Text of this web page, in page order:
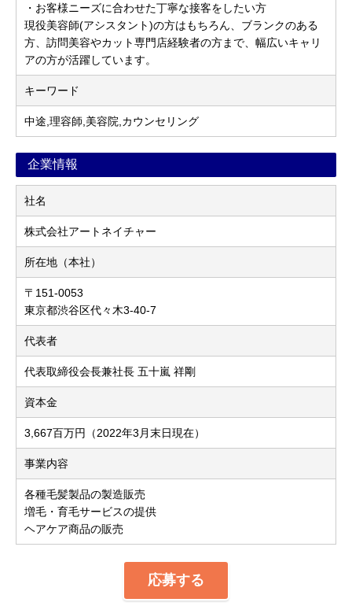
・お客様ニーズに合わせた丁寧な接客をしたい方
現役美容師(アシスタント)の方はもちろん、ブランクのある
方、訪問美容やカット専門店経験者の方まで、幅広いキャリ
アの方が活躍しています。
キーワード
中途,理容師,美容院,カウンセリング
企業情報
社名
株式会社アートネイチャー
所在地（本社）
〒151-0053
東京都渋谷区代々木3-40-7
代表者
代表取締役会長兼社長 五十嵐 祥剛
資本金
3,667百万円（2022年3月末日現在）
事業内容
各種毛髪製品の製造販売
増毛・育毛サービスの提供
ヘアケア商品の販売
応募する